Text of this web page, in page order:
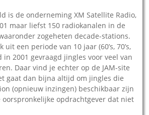
is de onderneming XM Satellite Radio,
maar liefst 150 radiokanalen in de
zogeheten decade-stations.
een periode van 10 jaar (60’s, 70’s,
in 2001 gevraagd jingles voor veel van
Daar vind je echter op de JAM-site
gaat dan bijna altijd om jingles die
(opnieuw inzingen) beschikbaar zijn
oorspronkelijke opdrachtgever dat niet